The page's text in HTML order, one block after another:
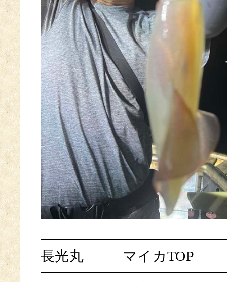
長光丸 マイカTOP